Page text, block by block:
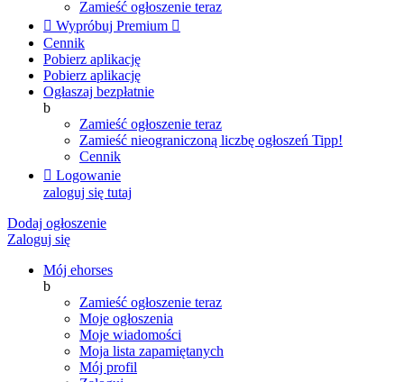
Zamieść ogłoszenie teraz
 Wypróbuj Premium 
Cennik
Pobierz aplikację
Pobierz aplikację
Ogłaszaj bezpłatnie
b
Zamieść ogłoszenie teraz
Zamieść nieograniczoną liczbę ogłoszeń Tipp!
Cennik
 Logowanie
zaloguj się tutaj
Dodaj ogłoszenie
Zaloguj się
Mój ehorses
b
Zamieść ogłoszenie teraz
Moje ogłoszenia
Moje wiadomości
Moja lista zapamiętanych
Mój profil